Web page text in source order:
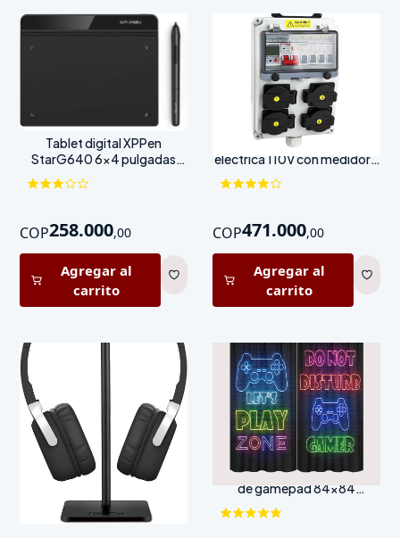
Tablet digital XPPen
StarG640 6x4 pulgadas
con lápiz sin batería
COP258.000,00
Agregar al
carrito
Caja de distribución
eléctrica 110V con medidor y
4 salidas
COP471.000,00
Agregar al
carrito
Soporte para Auriculares
Cortinas Gamer con diseño
de gamepad 84x84
pulgadas pack 2